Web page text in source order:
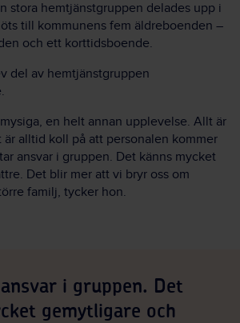
stora hemtjänstgruppen delades upp i
till kommunens fem äldreboenden –
och ett korttidsboende.
del av hemtjänstgruppen
en helt annan upplevelse. Allt är
är alltid koll på att personalen kommer
ansvar i gruppen. Det känns mycket
Det blir mer att vi bryr oss om
familj, tycker hon.
i gruppen. Det
gemytligare och